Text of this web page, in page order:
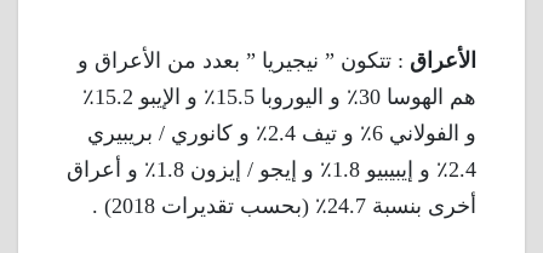
الأعراق : تتكون ” نيجيريا ” بعدد من الأعراق و
هم الهوسا 30٪ و اليوروبا 15.5٪ و الإيبو 15.2٪
و الفولاني 6٪ و تيف 2.4٪ و كانوري / بريبيري
2.4٪ و إيبيبيو 1.8٪ و إيجو / إيزون 1.8٪ و أعراق
أخرى بنسبة 24.7٪ (بحسب تقديرات 2018) .